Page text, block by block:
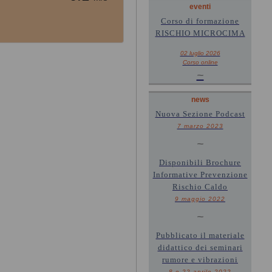
eventi
Corso di formazione
RISCHIO MICROCIMA
02 luglio 2026
Corso online
~
news
Nuova Sezione Podcast
7 marzo 2023
~
Disponibili Brochure
Informative Prevenzione
Rischio Caldo
9 maggio 2022
~
Pubblicato il materiale
didattico dei seminari
rumore e vibrazioni